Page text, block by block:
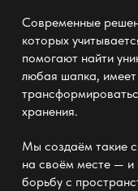
Современные
которых
помогают найти
любая шапка,
хранения.
Мы создаём такие
на своём месте — и
борьбу с